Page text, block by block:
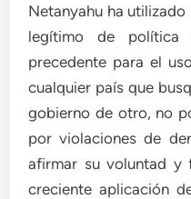
Netanyahu ha
legítimo de política
precedente para el
cualquier país que
gobierno de otro, no
por violaciones de
afirmar su voluntad y
creciente aplicación